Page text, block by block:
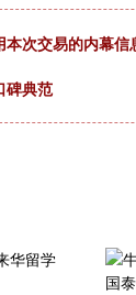
次交易的内幕
碑典范